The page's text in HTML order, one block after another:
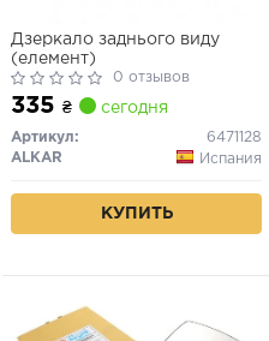
Дзеркало заднього виду
(елемент)
0 отзывов
335 ₴ сегодня
Артикул:
6471128
ALKAR
Испания
КУПИТЬ